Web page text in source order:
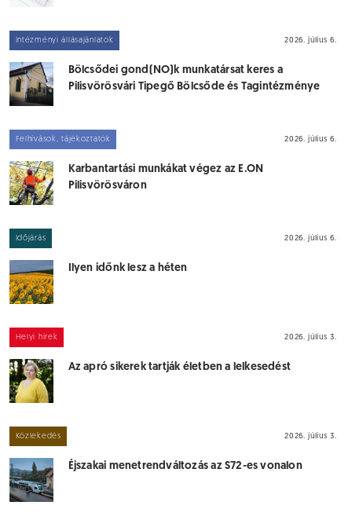
Intézményi állásajánlatok 2026. július 6.
Bölcsődei gond(NO)k munkatársat keres a
Pilisvörösvári Tipegő Bölcsőde és Tagintézménye
Felhívások, tájékoztatók 2026. július 6.
Karbantartási munkákat végez az E.ON
Pilisvörösváron
Időjárás 2026. július 6.
Ilyen időnk lesz a héten
Helyi hírek 2026. július 3.
Az apró sikerek tartják életben a lelkesedést
Közlekedés 2026. július 3.
Éjszakai menetrendváltozás az S72-es vonalon